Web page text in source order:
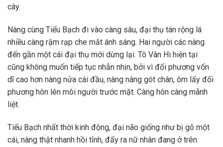
cây.
Nàng cùng Tiểu Bạch đi vào càng sâu, đại thụ tán rộng lá
nhiều càng rậm rạp che mắt ánh sáng. Hai người các nàng
đến gần một cái đại thụ mới dừng lại. Tô Vân Hi hiện tại
cũng không muốn tiếp tục nhẫn nhịn, bởi vì đối phương vốn
dĩ cao hơn nàng nửa cái đầu, nàng nâng gót chân, ôm lấy đối
phương hôn lên môi người trước mặt. Càng hôn càng mãnh
liệt.
Tiểu Bạch nhất thời kinh động, đại não giống như bị gõ một
cái, nàng thật nhanh hồi tỉnh, đẩy ra nữ nhân đang ở trên